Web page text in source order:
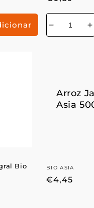
Diminuir
a
a
Bio
Arroz
Asia
Fornecedor:
BIO ASIA
Preço
€4,45